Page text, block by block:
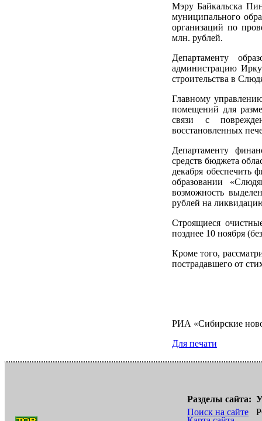
Мэру Байкальска
муниципального
организаций по
млн. рублей.
Департаменту
администрацию
строительства в
Главному
помещений для
связи с
восстановленных
Департаменту
средств бюджета
декабря обеспечить
образовании
возможность
рублей на
Строящиеся
позднее 10 ноября
Кроме того,
пострадавшего от
РИА «Сибирские
Для печати
Разделы сайта:
Поиск на сайте